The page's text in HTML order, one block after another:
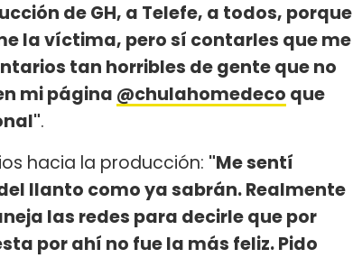
de GH, a Telefe, a todos, porque
la víctima, pero sí contarles que me
tan horribles de gente que no
mi página @chulahomedeco que
.
hacia la producción: "Me sentí
llanto como ya sabrán. Realmente
las redes para decirle que por
por ahí no fue la más feliz. Pido